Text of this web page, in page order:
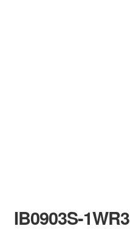
IB0903S-1WR3